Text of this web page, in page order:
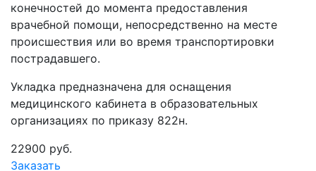
конечностей до момента предоставления
врачебной помощи, непосредственно на месте
происшествия или во время транспортировки
пострадавшего.
Укладка предназначена для оснащения
медицинского кабинета в образовательных
организациях по приказу 822н.
22900 руб.
Заказать